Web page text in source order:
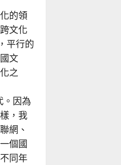
的領
文化
平行的
文
之
。因為
，我
網、
個國
同年